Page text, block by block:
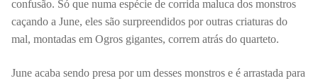
confusão. Só que numa espécie de corrida maluca dos monstros
caçando a June, eles são surpreendidos por outras criaturas do
mal, montadas em Ogros gigantes, correm atrás do quarteto.
June acaba sendo presa por um desses monstros e é arrastada para